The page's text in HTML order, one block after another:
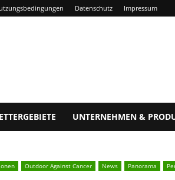
Datenschutz Impressum
UNTERNEHMEN &
Outdoor Against Cancer News Panorama